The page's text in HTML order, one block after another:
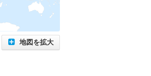
地図を拡大